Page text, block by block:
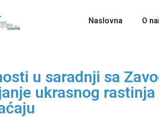
Naslovna O
u saradnji sa
ukrasnog